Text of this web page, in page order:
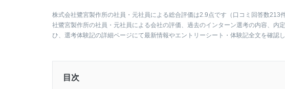
株式会社鷺宮製作所の社員・元社員による総合評価は2.9点です（口コミ回答数
社鷺宮製作所の社員・元社員による会社の評価、過去のインターン選考の内容、内
ひ、選考体験記の詳細ページにて最新情報やエントリーシート・体験記全文を確認
目次